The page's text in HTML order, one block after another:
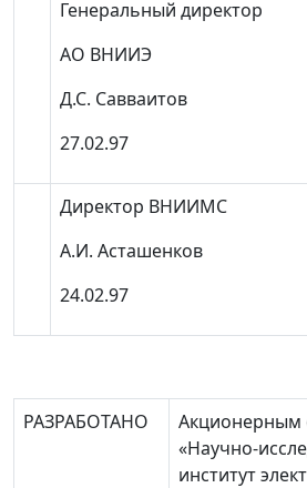
Генеральный директор
АО ВНИИЭ
Д.С. Савваитов
27.02.97
Директор ВНИИМС
А.И. Асташенков
24.02.97
РАЗРАБОТАНО
Акционерным
«Научно-
институт